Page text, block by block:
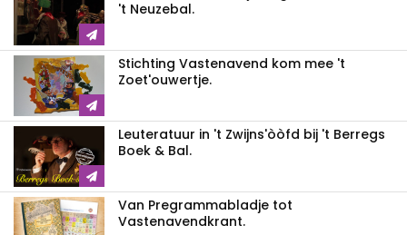
't Neuzebal.
Stichting Vastenavend kom mee 't
Zoet'ouwertje.
Leuteratuur in 't Zwijns'òòfd bij 't Berregs
Boek & Bal.
Van Pregrammabladje tot
Vastenavendkrant.